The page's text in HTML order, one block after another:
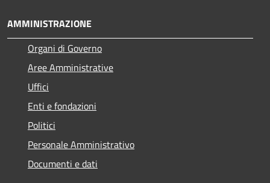
AMMINISTRAZIONE
Organi di Governo
Aree Amministrative
Uffici
Enti e fondazioni
Politici
Personale Amministrativo
Documenti e dati